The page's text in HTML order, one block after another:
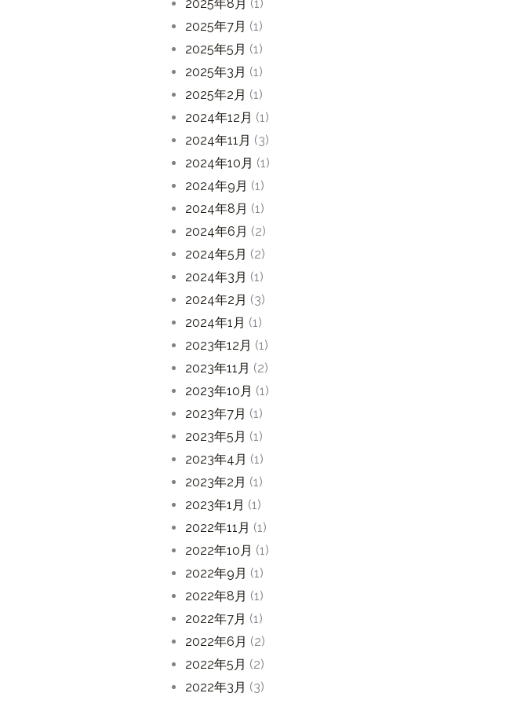
2025年8月 (1)
2025年7月 (1)
2025年5月 (1)
2025年3月 (1)
2025年2月 (1)
2024年12月 (1)
2024年11月 (3)
2024年10月 (1)
2024年9月 (1)
2024年8月 (1)
2024年6月 (2)
2024年5月 (2)
2024年3月 (1)
2024年2月 (3)
2024年1月 (1)
2023年12月 (1)
2023年11月 (2)
2023年10月 (1)
2023年7月 (1)
2023年5月 (1)
2023年4月 (1)
2023年2月 (1)
2023年1月 (1)
2022年11月 (1)
2022年10月 (1)
2022年9月 (1)
2022年8月 (1)
2022年7月 (1)
2022年6月 (2)
2022年5月 (2)
2022年3月 (3)